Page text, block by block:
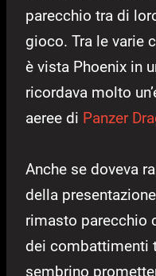
parecchio tra di
gioco. Tra le varie
è vista Phoenix in
ricordava molto
aeree di Panzer
Anche se doveva
della
rimasto parecchio
dei combattimenti
sembrino